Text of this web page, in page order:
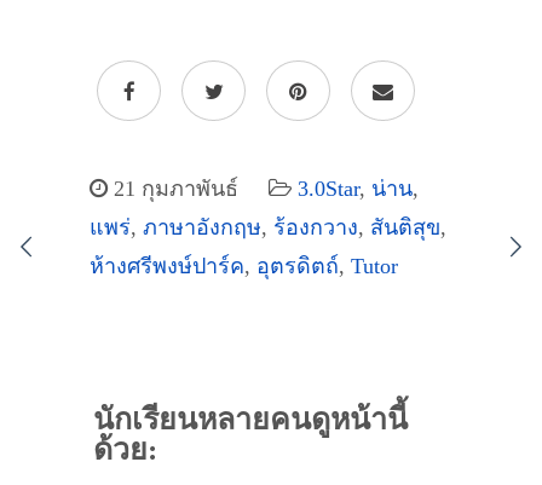
21 กุมภาพันธ์ 3.0Star, น่าน,
แพร่, ภาษาอังกฤษ, ร้องกวาง, สันติสุข,
ห้างศรีพงษ์ปาร์ค, อุตรดิตถ์, Tutor
นักเรียนหลายคนดูหน้านี้
ด้วย: